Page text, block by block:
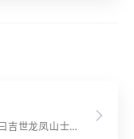
字辈：日允依伯言君水火舜克州之孙得二卿曰吉世龙凤山士文行忠信继大宗邦天朝人瑞玉树增光志承祖烈功应昌芳智闻善修沾甘棠惟孝廉高